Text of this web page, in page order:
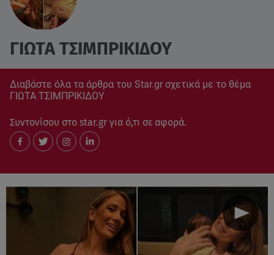
ΓΙΩΤΑ ΤΣΙΜΠΡΙΚΙΔΟΥ
Διαβάστε όλα τα άρθρα του Star.gr σχετικά με το θέμα
ΓΙΩΤΑ ΤΣΙΜΠΡΙΚΙΔΟΥ
Συντονίσου στο star.gr για ό,τι σε αφορά.